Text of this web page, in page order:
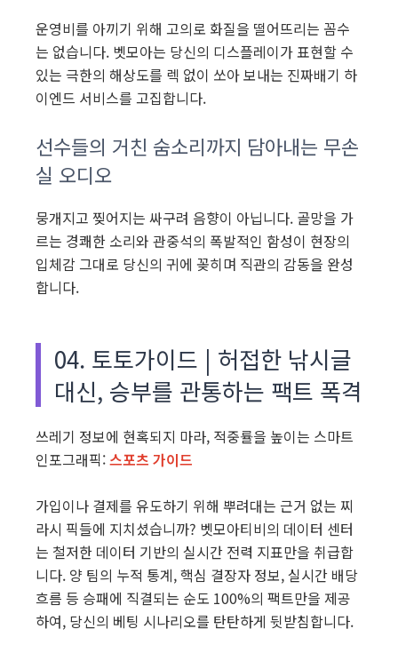
운영비를 아끼기 위해 고의로 화질을 떨어뜨리는 꼼수
는 없습니다. 벳모아는 당신의 디스플레이가 표현할 수
있는 극한의 해상도를 렉 없이 쏘아 보내는 진짜배기 하
이엔드 서비스를 고집합니다.
선수들의 거친 숨소리까지 담아내는 무손
실 오디오
뭉개지고 찢어지는 싸구려 음향이 아닙니다. 골망을 가
르는 경쾌한 소리와 관중석의 폭발적인 함성이 현장의
입체감 그대로 당신의 귀에 꽂히며 직관의 감동을 완성
합니다.
04. 토토가이드 | 허접한 낚시글
대신, 승부를 관통하는 팩트 폭격
쓰레기 정보에 현혹되지 마라, 적중률을 높이는 스마트
인포그래픽:스포츠 가이드
가입이나 결제를 유도하기 위해 뿌려대는 근거 없는 찌
라시 픽들에 지치셨습니까? 벳모아티비의 데이터 센터
는 철저한 데이터 기반의 실시간 전력 지표만을 취급합
니다. 양 팀의 누적 통계, 핵심 결장자 정보, 실시간 배당
흐름 등 승패에 직결되는 순도 100%의 팩트만을 제공
하여, 당신의 베팅 시나리오를 탄탄하게 뒷받침합니다.